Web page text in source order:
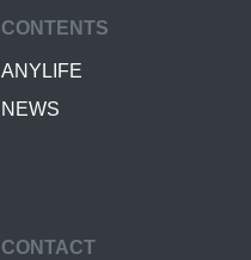
CONTENTS
ANYLIFE
NEWS
CONTACT